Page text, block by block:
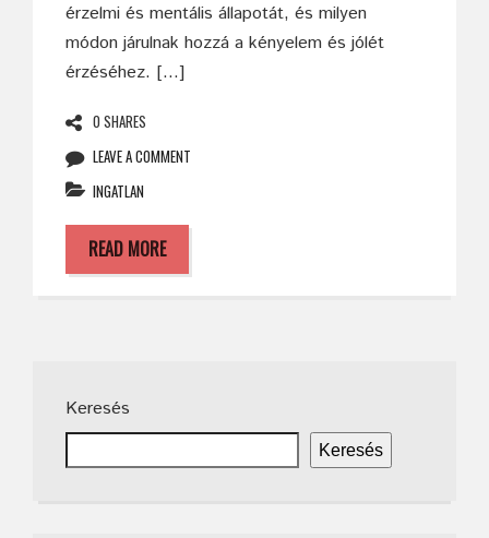
érzelmi és mentális állapotát, és milyen
módon járulnak hozzá a kényelem és jólét
érzéséhez. […]
0 SHARES
LEAVE A COMMENT
INGATLAN
READ MORE
Keresés
Keresés